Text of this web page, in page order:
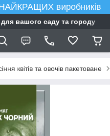
виробників
вашого саду та городу
квітів та овочів пакетоване